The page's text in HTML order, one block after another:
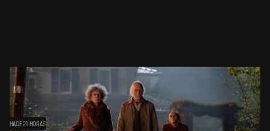
HACE 21 HORAS